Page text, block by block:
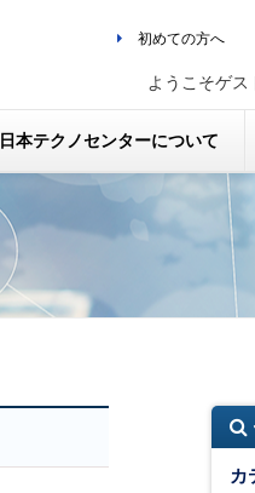
初めての方へ
ようこそゲス
日本テクノセンターについて
カ